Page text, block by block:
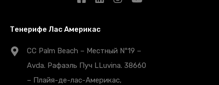
Тенерифе Лас Америкас
CC Palm Beach – Местный Nº19 –
Avda. Рафаэль Пуч LLuvina. 38660
– Плайя-де-лас-Америкас,